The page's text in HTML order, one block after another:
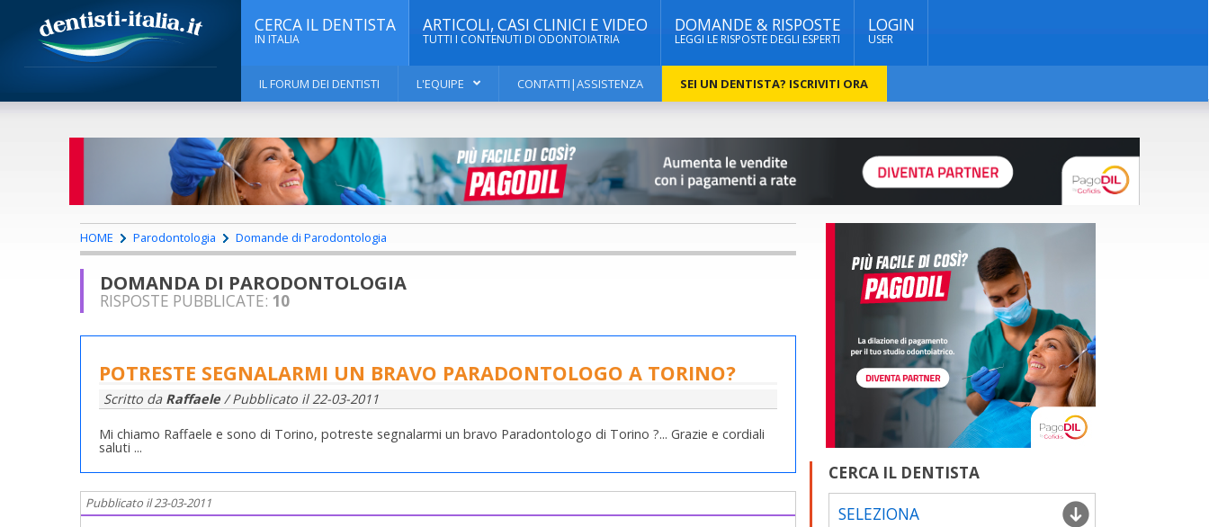
CERCA IL DENTISTA
IN ITALIA
ARTICOLI, CASI CLINICI E VIDEO
TUTTI I CONTENUTI DI ODONTOIATRIA
DOMANDE & RISPOSTE
LEGGI LE RISPOSTE DEGLI ESPERTI
LOGIN
USER
IL FORUM DEI DENTISTI L'EQUIPE CONTATTI|ASSISTENZA SEI UN DENTISTA? ISCRIVITI ORA
HOME Parodontologia Domande di Parodontologia
DOMANDA DI PARODONTOLOGIA
RISPOSTE PUBBLICATE: 10
POTRESTE SEGNALARMI UN BRAVO PARADONTOLOGO A TORINO?
Scritto da Raffaele / Pubblicato il22-03-2011
Mi chiamo Raffaele e sono di Torino, potreste segnalarmi un bravo Paradontologo di Torino ?... Grazie e cordiali
saluti ...
Pubblicato il 23-03-2011
CERCA IL DENTISTA
SELEZIONA